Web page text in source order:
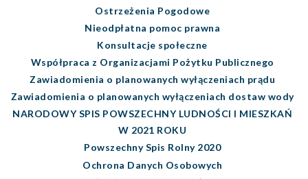
Ostrzeżenia Pogodowe
Nieodpłatna pomoc prawna
Konsultacje społeczne
Współpraca z Organizacjami Pożytku Publicznego
Zawiadomienia o planowanych wyłączeniach prądu
Zawiadomienia o planowanych wyłączeniach dostaw wody
NARODOWY SPIS POWSZECHNY LUDNOŚCI I MIESZKAŃ
W 2021 ROKU
Powszechny Spis Rolny 2020
Ochrona Danych Osobowych